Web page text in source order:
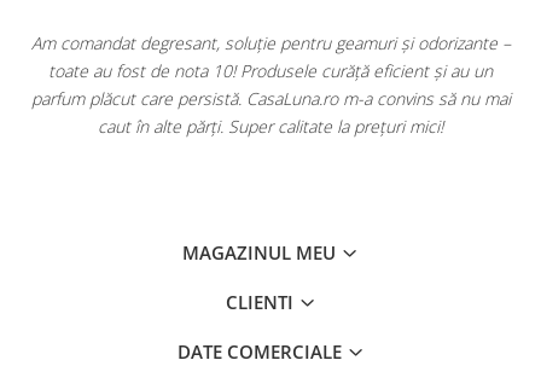
Am comandat degresant, soluție pentru geamuri și odorizante –
toate au fost de nota 10! Produsele curăță eficient și au un
parfum plăcut care persistă. CasaLuna.ro m-a convins să nu mai
caut în alte părți. Super calitate la prețuri mici!
MAGAZINUL MEU
CLIENTI
DATE COMERCIALE